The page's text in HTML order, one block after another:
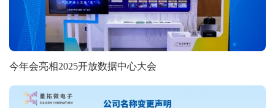
今年会亮相2025开放数据中心大会